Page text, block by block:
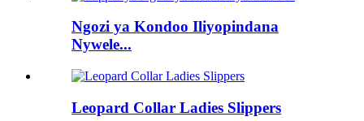
Ngozi ya Kondoo Iliyopindana
Nywele...
Leopard Collar Ladies Slippers